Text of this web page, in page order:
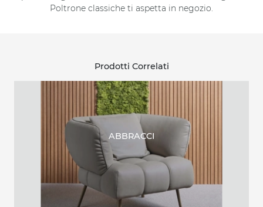
Poltrone classiche ti aspetta in negozio.
Prodotti Correlati
ABBRACCI